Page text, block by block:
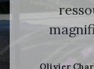
Olivier